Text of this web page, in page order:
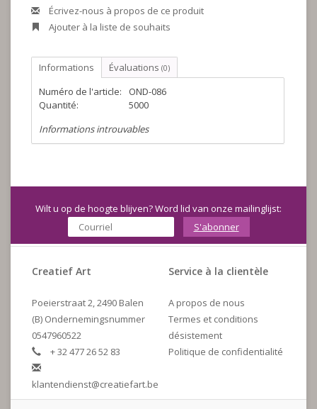
Écrivez-nous à propos de ce produit
Ajouter à la liste de souhaits
Informations Évaluations (0)
Numéro de l'article:
OND-086
Quantité:
5000
Informations introuvables
Wilt u op de hoogte blijven? Word lid van onze mailinglijst:
S'abonner
Creatief Art
Poeierstraat 2, 2490 Balen
(B) Ondernemingsnummer
0547960522
+ 32 477 26 52 83
klantendienst@creatiefart.be
Service à la clientèle
A propos de nous
Termes et conditions
désistement
Politique de confidentialité